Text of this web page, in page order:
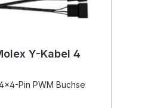
Y-Kabel 4
Pin PWM Buchse